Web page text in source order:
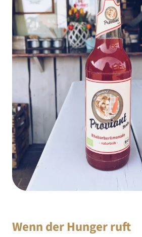
Wenn der Hunger ruft